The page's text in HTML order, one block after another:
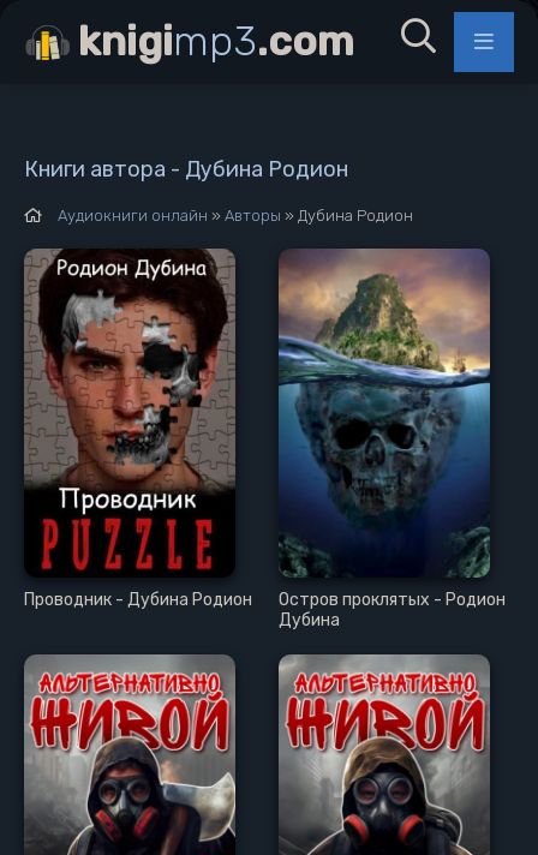
Книги автора - Дубина Родион
Аудиокниги онлайн » Авторы » Дубина Родион
Проводник - Дубина Родион
Остров проклятых - Родион
Дубина
knigimp3.com